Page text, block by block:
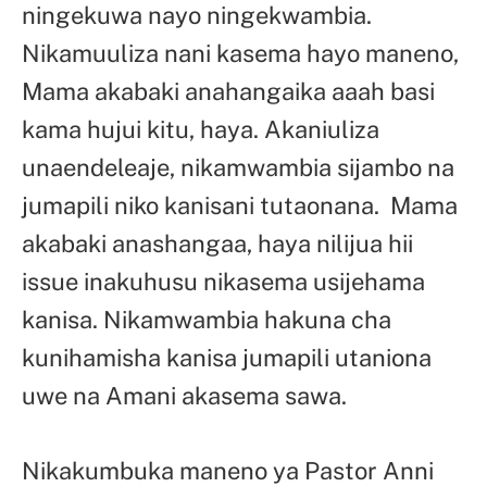
ningekuwa nayo ningekwambia.
Nikamuuliza nani kasema hayo maneno,
Mama akabaki anahangaika aaah basi
kama hujui kitu, haya. Akaniuliza
unaendeleaje, nikamwambia sijambo na
jumapili niko kanisani tutaonana. Mama
akabaki anashangaa, haya nilijua hii
issue inakuhusu nikasema usijehama
kanisa. Nikamwambia hakuna cha
kunihamisha kanisa jumapili utaniona
uwe na Amani akasema sawa.
Nikakumbuka maneno ya Pastor Anni